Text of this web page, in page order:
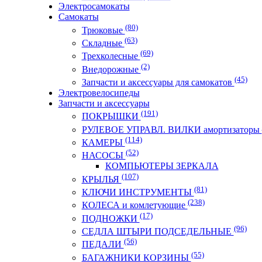
Электросамокаты
Самокаты
Трюковые(80)
Складные(63)
Трехколесные(69)
Внедорожные(2)
Запчасти и аксессуары для самокатов(45)
Электровелосипеды
Запчасти и аксессуары
ПОКРЫШКИ(191)
РУЛЕВОЕ УПРАВЛ. ВИЛКИ амортизаторы
КАМЕРЫ(114)
НАСОСЫ(52)
КОМПЬЮТЕРЫ ЗЕРКАЛА
КРЫЛЬЯ(107)
КЛЮЧИ ИНСТРУМЕНТЫ(81)
КОЛЕСА и комлетующие(238)
ПОДНОЖКИ(17)
СЕДЛА ШТЫРИ ПОДСЕДЕЛЬНЫЕ(96)
ПЕДАЛИ(56)
БАГАЖНИКИ КОРЗИНЫ(55)